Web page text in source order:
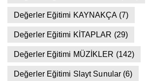
Değerler Eğitimi KAYNAKÇA (7)
Değerler Eğitimi KİTAPLAR (29)
Değerler Eğitimi MÜZİKLER (142)
Değerler Eğitimi Slayt Sunular (6)